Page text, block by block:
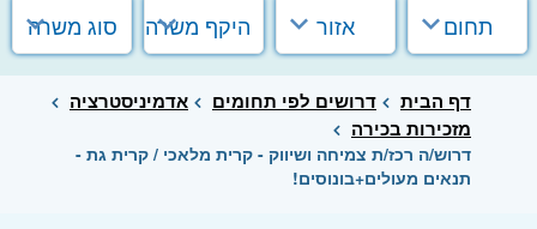
תחום אזור היקף משרה סוג משרה
דף הבית דרושים לפי תחומים
אדמיניסטרציה
מזכירות בכירה
דרוש/ה רכז/ת צמיחה ושיווק - קרית מלאכי / קרית גת -
תנאים מעולים+בונוסים!